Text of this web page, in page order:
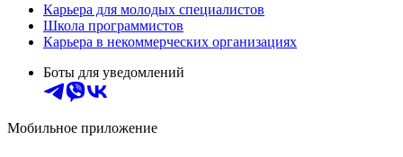
Карьера для молодых специалистов
Школа программистов
Карьера в некоммерческих организациях
Боты для уведомлений
Мобильное приложение